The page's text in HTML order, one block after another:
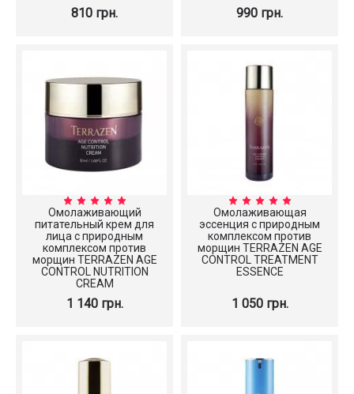
810 грн. 990 грн.
Омолаживающий
питательный крем для
лица с природным
комплексом против
морщин TERRAZEN AGE
CONTROL NUTRITION
CREAM
1 140 грн.
Омолаживающая
эссенция с природным
комплексом против
морщин TERRAZEN AGE
CONTROL TREATMENT
ESSENCE
1 050 грн.